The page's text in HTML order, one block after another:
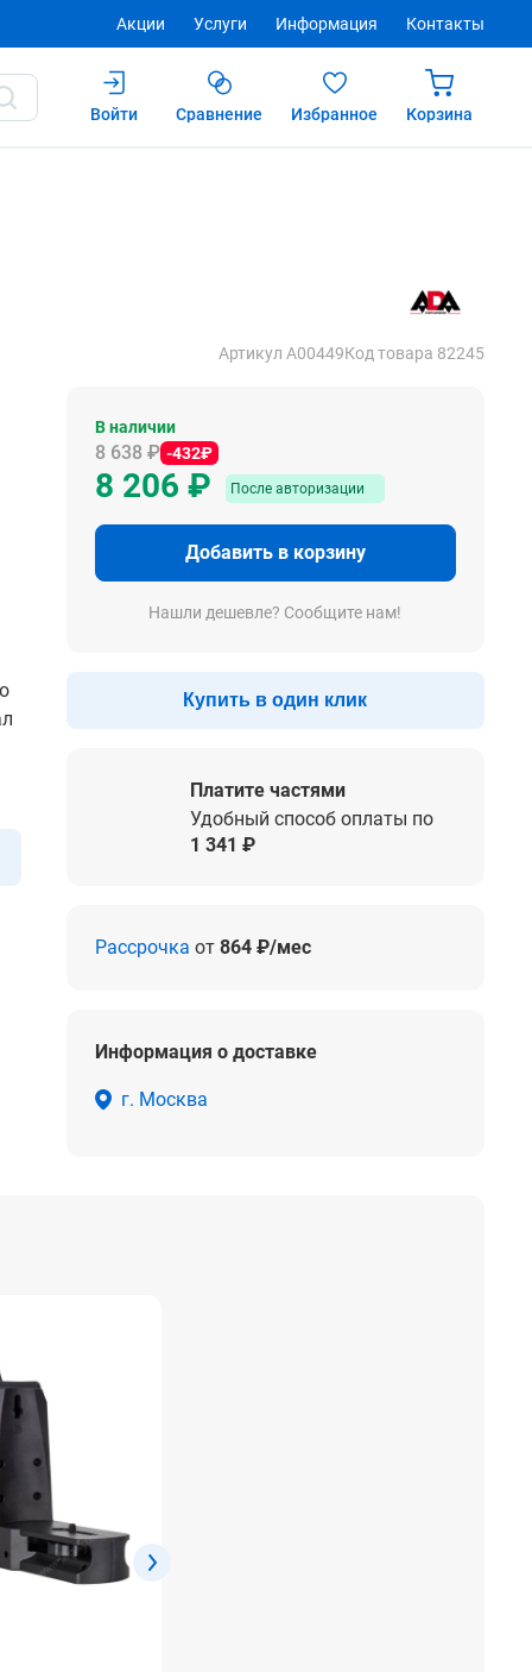
Акции Услуги Информация Контакты
Войти Сравнение Избранное Корзина
Артикул А00449Код товара 82245
В наличии
8 638 ₽ -432₽
8 206 ₽ После авторизации
Добавить в корзину
Нашли дешевле? Сообщите нам!
Купить в один клик
Платите частями
Удобный способ оплаты по
1 341 ₽
Рассрочка от 864 ₽/мес
Информация о доставке
г. Москва